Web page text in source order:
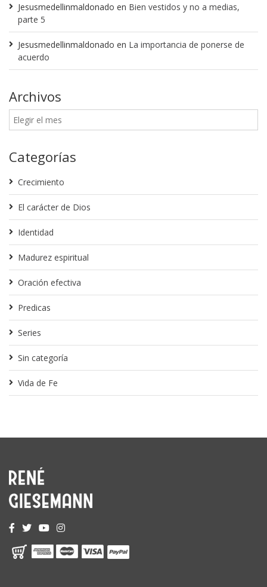
Jesusmedellinmaldonado en Bien vestidos y no a medias,
parte 5
Jesusmedellinmaldonado en La importancia de ponerse de
acuerdo
Archivos
Categorías
Crecimiento
El carácter de Dios
Identidad
Madurez espiritual
Oración efectiva
Predicas
Series
Sin categoría
Vida de Fe